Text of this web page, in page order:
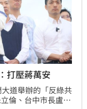
打壓蔣萬安
道舉辦的「反綠共
倫、台中市長盧秀